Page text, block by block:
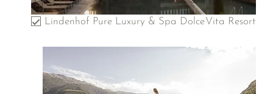
Lindenhof Pure Luxury & Spa DolceVita Resort